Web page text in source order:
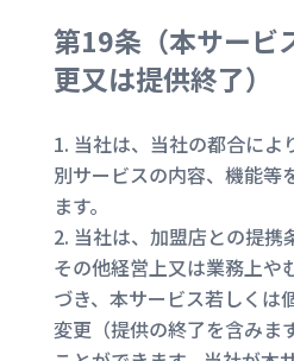
第19条（本サービ
更又は提供終了）
当社は、当社の都合によ
別サービスの内容、機能等
ます。
当社は、加盟店との提携
その他経営上又は業務上や
づき、本サービス若しくは
変更（提供の終了を含みま